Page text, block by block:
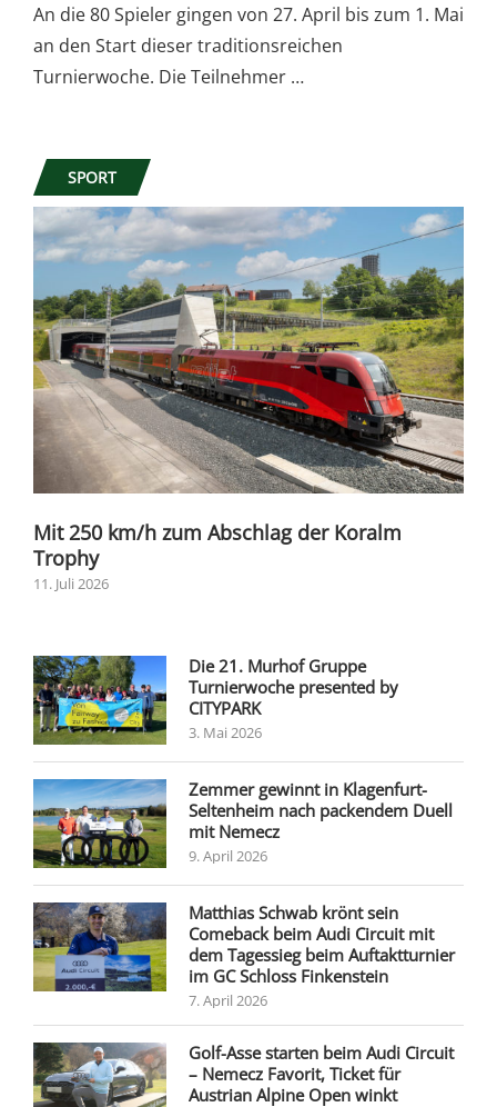
An die 80 Spieler gingen von 27. April bis zum 1. Mai
an den Start dieser traditionsreichen
Turnierwoche. Die Teilnehmer …
SPORT
Mit 250 km/h zum Abschlag der Koralm
Trophy
11. Juli 2026
Die 21. Murhof Gruppe
Turnierwoche presented by
CITYPARK
3. Mai 2026
Zemmer gewinnt in Klagenfurt-
Seltenheim nach packendem Duell
mit Nemecz
9. April 2026
Matthias Schwab krönt sein
Comeback beim Audi Circuit mit
dem Tagessieg beim Auftaktturnier
im GC Schloss Finkenstein
7. April 2026
Golf-Asse starten beim Audi Circuit
– Nemecz Favorit, Ticket für
Austrian Alpine Open winkt